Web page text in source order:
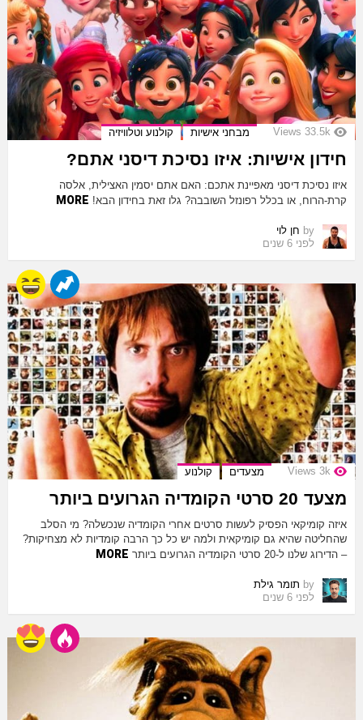
33.5k
Views מבחני אישיות קולנוע וטלוויזיה
חידון אישיות: איזו נסיכת דיסני אתם?
איזו נסיכת דיסני מאפיינת אתכם: האם אתם יסמין האצילית, אלסה
קרת-הרוח, או בכלל רפונזל השובבה? גלו זאת בחידון הבא! MORE
by חן לוי
לפני 6 שנים
3k
Views מצעדים קולנוע
מצעד 20 סרטי הקומדיה הגרועים ביותר
איזה קומיקאי הפסיק לעשות סרטים אחרי הקומדיה שנכשלה? מי הסלב
שהחליטה שהיא גם קומיקאית ולמה יש כל כך הרבה קומדיות לא מצחיקות?
– הדירוג שלנו ל-20 סרטי הקומדיה הגרועים ביותר
MORE
by תומר גילת
לפני 6 שנים